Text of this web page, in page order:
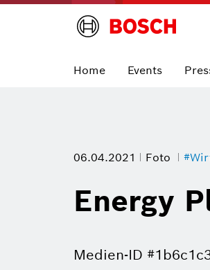
Home Events
06.04.2021 Foto
Energy
Medien-ID